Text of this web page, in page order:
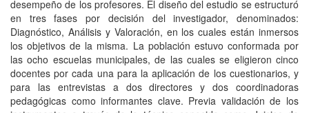
desempeño de los profesores. El diseño del estudio se estructuró
en tres fases por decisión del investigador, denominados:
Diagnóstico, Análisis y Valoración, en los cuales están inmersos
los objetivos de la misma. La población estuvo conformada por
las ocho escuelas municipales, de las cuales se eligieron cinco
docentes por cada una para la aplicación de los cuestionarios, y
para las entrevistas a dos directores y dos coordinadoras
pedagógicas como informantes clave. Previa validación de los